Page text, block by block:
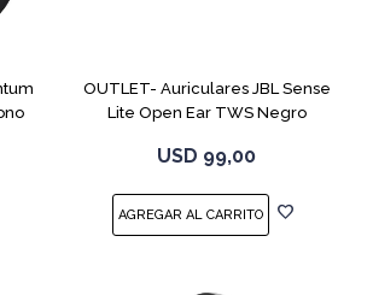
OUTLET- Auriculares JBL Sense
Lite Open Ear TWS Negro
USD 99,00